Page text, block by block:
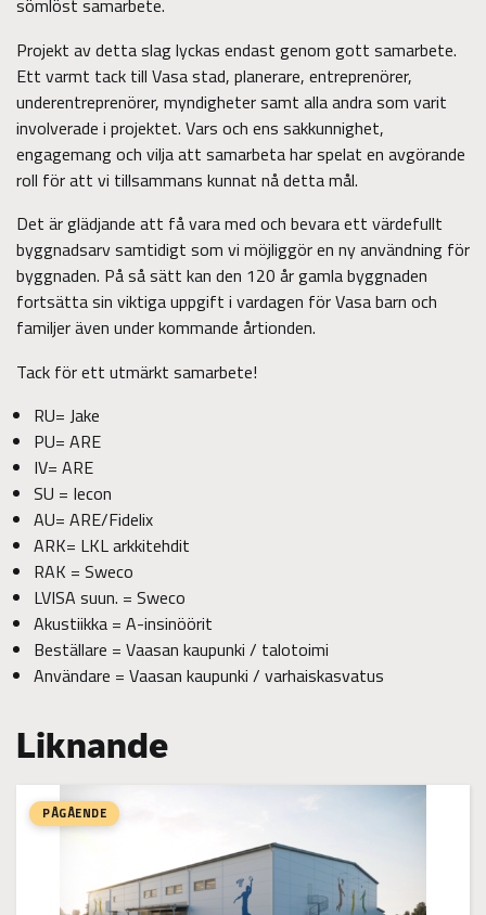
sömlöst samarbete.
Projekt av detta slag lyckas endast genom gott samarbete.
Ett varmt tack till Vasa stad, planerare, entreprenörer,
underentreprenörer, myndigheter samt alla andra som varit
involverade i projektet. Vars och ens sakkunnighet,
engagemang och vilja att samarbeta har spelat en avgörande
roll för att vi tillsammans kunnat nå detta mål.
Det är glädjande att få vara med och bevara ett värdefullt
byggnadsarv samtidigt som vi möjliggör en ny användning för
byggnaden. På så sätt kan den 120 år gamla byggnaden
fortsätta sin viktiga uppgift i vardagen för Vasa barn och
familjer även under kommande årtionden.
Tack för ett utmärkt samarbete!
RU= Jake
PU= ARE
IV= ARE
SU = Iecon
AU= ARE/Fidelix
ARK= LKL arkkitehdit
RAK = Sweco
LVISA suun. = Sweco
Akustiikka = A-insinöörit
Beställare = Vaasan kaupunki / talotoimi
Användare = Vaasan kaupunki / varhaiskasvatus
Liknande
PÅGÅENDE